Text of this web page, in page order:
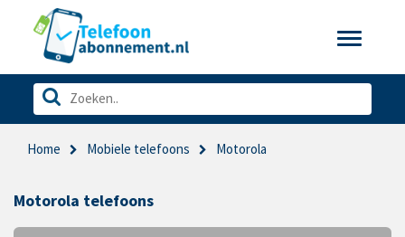
Toggle
Home Mobiele telefoons Motorola
Motorola telefoons